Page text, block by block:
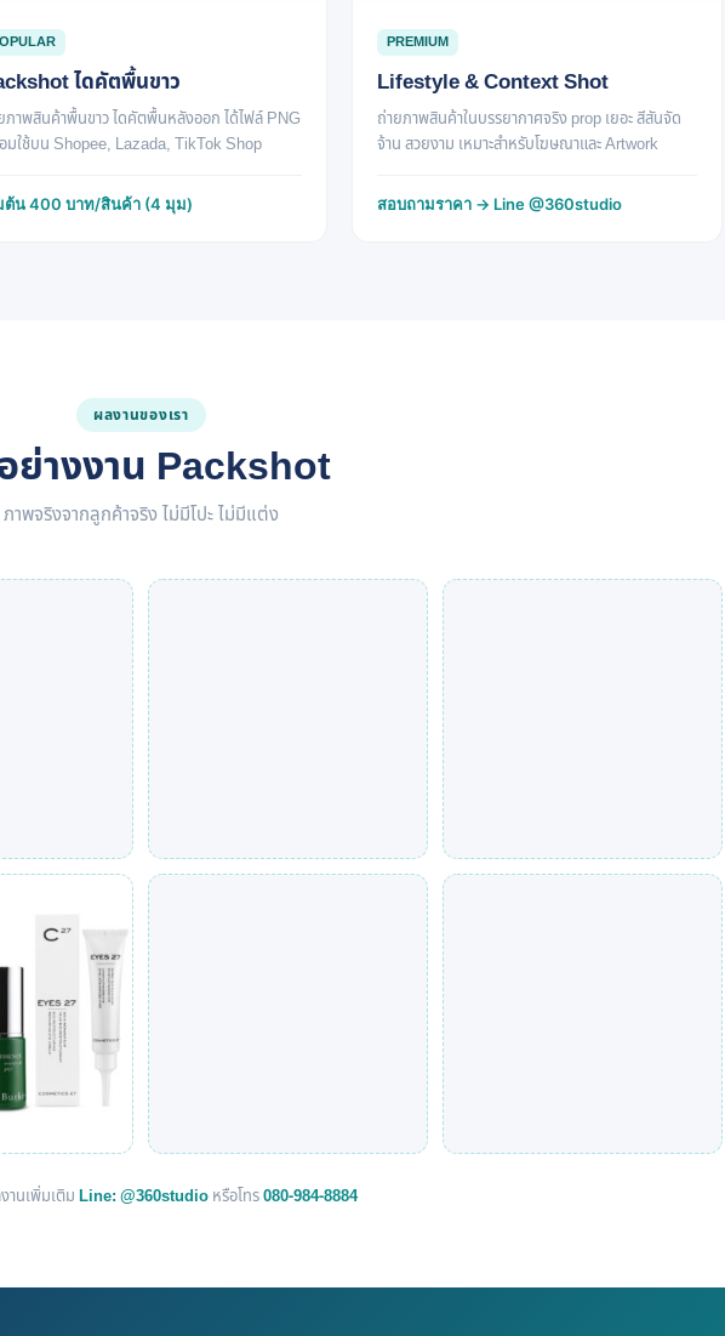
ไดคัตพื้นขาว
ภาพสินค้าพื้นขาว ไดคัตพื้นหลังออก ได้ไฟล์ PNG
มใช้บน Shopee, Lazada, TikTok Shop
ต้น 400 บาท/สินค้า (4 มุม)
PREMIUM
Lifestyle & Context Shot
ถ่ายภาพสินค้าในบรรยากาศจริง prop เยอะ สีสันจัด
จ้าน สวยงาม เหมาะสำหรับโฆษณาและ Artwork
สอบถามราคา → Line @360studio
ผลงานของเรา
ย่างงาน Packshot
ภาพจริงจากลูกค้าจริง ไม่มีโปะ ไม่มีแต่ง
านเพิ่มเติมLine: @360studio หรือโทร080-984-8884